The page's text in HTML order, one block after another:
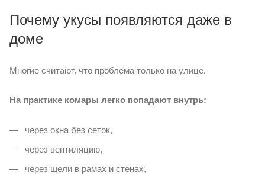
Почему укусы появляются даже в
доме
Многие считают, что проблема только на улице.
На практике комары легко попадают внутрь:
через окна без сеток,
через вентиляцию,
через щели в рамах и стенах,